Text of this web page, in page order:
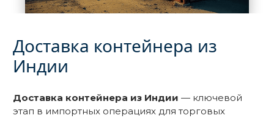
Доставка контейнера из
Индии
Доставка контейнера из Индии — ключевой
этап в импортных операциях для торговых